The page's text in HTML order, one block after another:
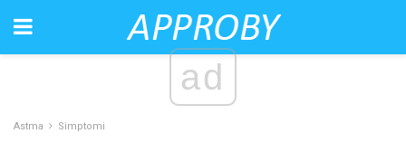
ad
Astma Simptomi